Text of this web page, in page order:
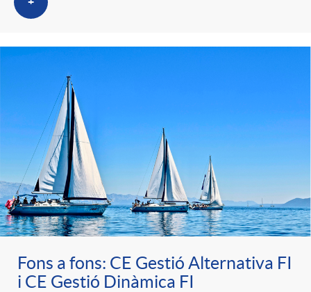
Fons a fons: CE Gestió Alternativa FI
i CE Gestió Dinàmica FI